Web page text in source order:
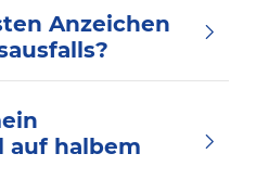
Anzeichen
auf halbem